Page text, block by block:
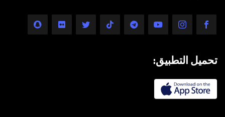
تحميل التطبيق: